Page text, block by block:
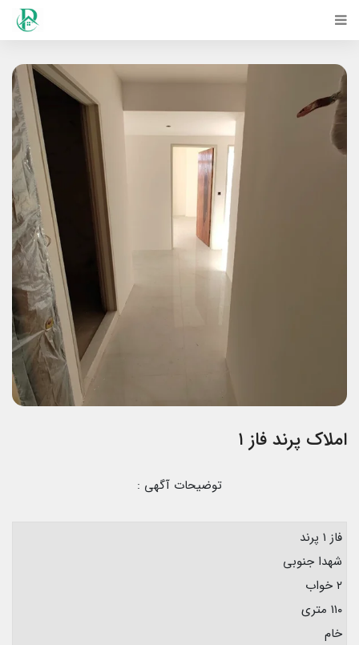
املاک پرند فاز ۱
توضیحات آگهی :
فاز ۱ پرند
شهدا جنوبی
۲ خواب
۱۱۰ متری
خام